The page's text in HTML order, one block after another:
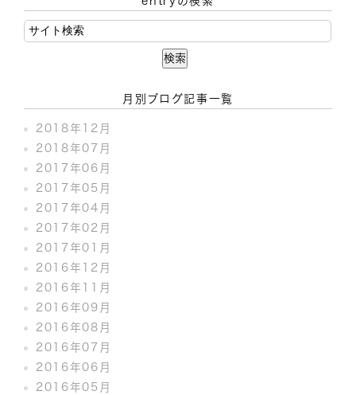
月別ブログ記事一覧
2018年12月
2018年07月
2017年06月
2017年05月
2017年04月
2017年02月
2017年01月
2016年12月
2016年11月
2016年09月
2016年08月
2016年07月
2016年06月
2016年05月